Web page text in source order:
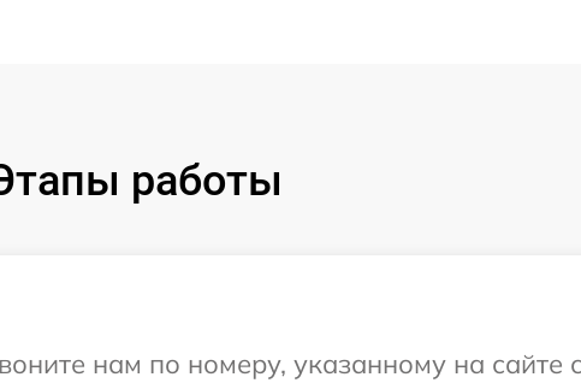
работы
нам по номеру, указанному на сайте